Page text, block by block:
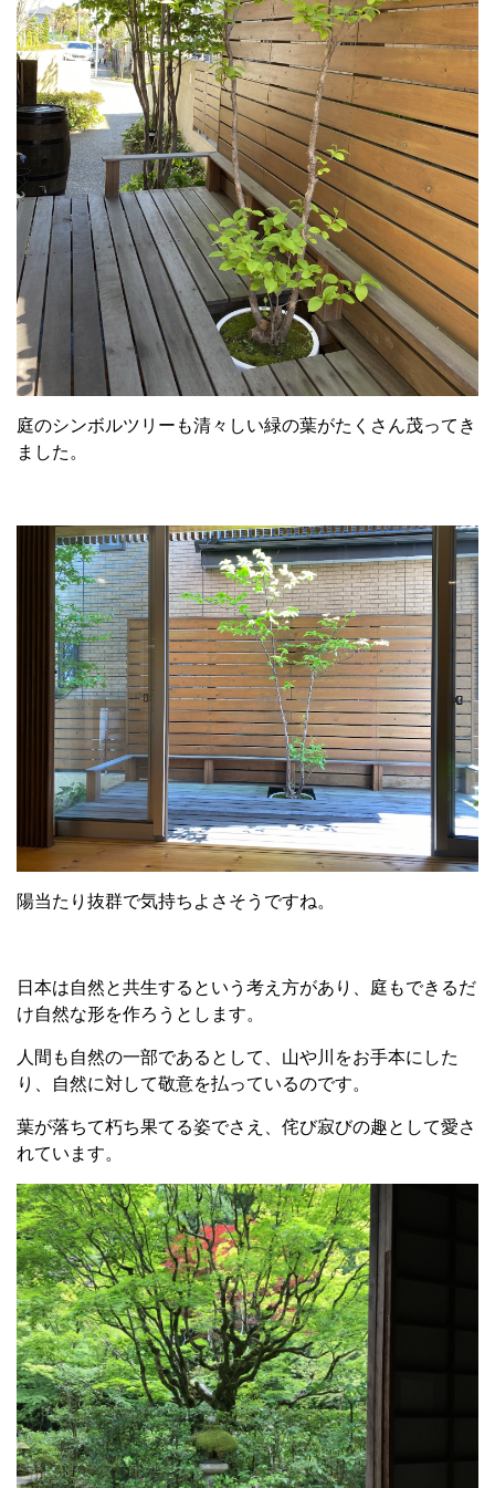
庭のシンボルツリーも清々しい緑の葉がたくさん茂ってき
ました。
陽当たり抜群で気持ちよさそうですね。
日本は自然と共生するという考え方があり、庭もできるだ
け自然な形を作ろうとします。
人間も自然の一部であるとして、山や川をお手本にした
り、自然に対して敬意を払っているのです。
葉が落ちて朽ち果てる姿でさえ、侘び寂びの趣として愛さ
れています。